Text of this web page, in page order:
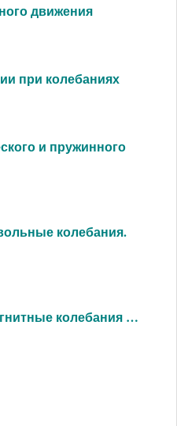
движения
при колебаниях
и пружинного
колебания.
колебания …